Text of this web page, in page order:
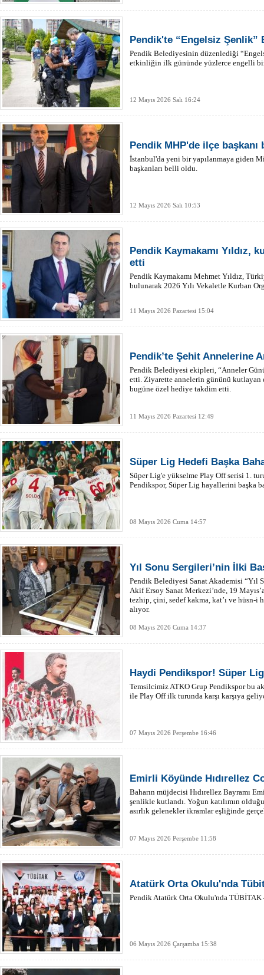
Pendik'te “Engelsiz Şenlik”
Pendik Belediyesinin düzenlediği
etkinliğin ilk gününde yüzlerce engelli
12 Mayıs 2026 Salı 16:24
Pendik MHP'de ilçe
İstanbul'da yeni bir yapılanmaya giden
başkanları belli oldu.
12 Mayıs 2026 Salı 10:53
Pendik Kaymakamı Yıldız,
etti
Pendik Kaymakamı Mehmet Yıldız,
bulunarak 2026 Yılı Vekaletle Kurban
11 Mayıs 2026 Pazartesi 15:04
Pendik’te Şehit Annelerine
Pendik Belediyesi ekipleri, “Anneler
etti. Ziyarette annelerin gününü kutlayan
bugüne özel hediye takdim etti.
11 Mayıs 2026 Pazartesi 12:49
Süper Lig Hedefi Başka
Süper Lig'e yükselme Play Off serisi 1.
Pendikspor, Süper Lig hayallerini başka
08 Mayıs 2026 Cuma 14:57
Yıl Sonu Sergileri’nin İlki
Pendik Belediyesi Sanat Akademisi “Yıl
Akif Ersoy Sanat Merkezi’nde, 19
tezhip, çini, sedef kakma, kat’ı ve hüsn-i
alıyor.
08 Mayıs 2026 Cuma 14:37
Haydi Pendikspor! Süper Lig
Temsilcimiz ATKO Grup Pendikspor bu
ile Play Off ilk turunda karşı karşıya
07 Mayıs 2026 Perşembe 16:46
Emirli Köyünde Hıdırellez
Baharın müjdecisi Hıdırellez Bayramı
şenlikle kutlandı. Yoğun katılımın
asırlık gelenekler ikramlar eşliğinde
07 Mayıs 2026 Perşembe 11:58
Atatürk Orta Okulu'nda
Pendik Atatürk Orta Okulu'nda
06 Mayıs 2026 Çarşamba 15:38